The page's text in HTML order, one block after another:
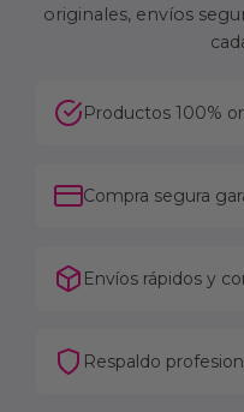
originales, envíos
Productos 100%
Compra segura
Envíos rápidos y
Respaldo